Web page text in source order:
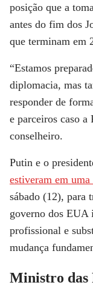
posição que a
antes do fim dos
que terminam em
“Estamos
diplomacia, mas
responder de
e parceiros caso a
conselheiro.
Putin e o
estiveram em
sábado (12), para
governo dos EUA
profissional e
mudança
Ministro das